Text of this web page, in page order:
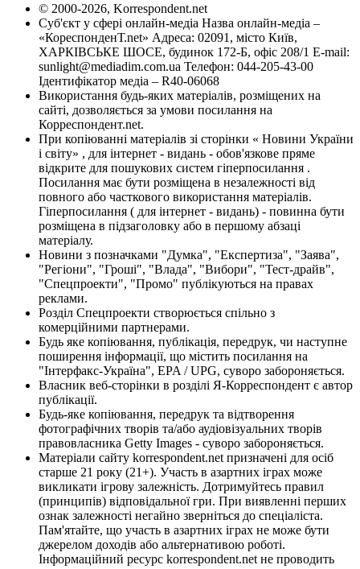
© 2000-2026, Korrespondent.net
Суб'єкт у сфері онлайн-медіа Назва онлайн-медіа –
«КореспонденТ.net» Адреса: 02091, місто Київ,
ХАРКІВСЬКЕ ШОСЕ, будинок 172-Б, офіс 208/1 E-mail:
sunlight@mediadim.com.ua Телефон: 044-205-43-00
Ідентифікатор медіа – R40-06068
Використання будь-яких матеріалів, розміщених на
сайті, дозволяється за умови посилання на
Корреспондент.net.
При копіюванні матеріалів зі сторінки « Новини України
і світу» , для інтернет - видань - обов'язкове пряме
відкрите для пошукових систем гіперпосилання .
Посилання має бути розміщена в незалежності від
повного або часткового використання матеріалів.
Гіперпосилання ( для інтернет - видань) - повинна бути
розміщена в підзаголовку або в першому абзаці
матеріалу.
Новини з позначками "Думка", "Експертиза", "Заява",
"Регіони", "Гроші", "Влада", "Вибори", "Тест-драйв",
"Спецпроекти", "Промо" публікуються на правах
реклами.
Розділ Спецпроекти створюється спільно з
комерційними партнерами.
Будь яке копіювання, публікація, передрук, чи наступне
поширення інформації, що містить посилання на
"Інтерфакс-Україна", EPA / UPG, суворо забороняється.
Власник веб-сторінки в розділі Я-Корреспондент є автор
публікації.
Будь-яке копіювання, передрук та відтворення
фотографічних творів та/або аудіовізуальних творів
правовласника Getty Images - суворо забороняється.
Матеріали сайту korrespondent.net призначені для осіб
старше 21 року (21+). Участь в азартних іграх може
викликати ігрову залежність. Дотримуйтесь правил
(принципів) відповідальної гри. При виявленні перших
ознак залежності негайно зверніться до спеціаліста.
Пам'ятайте, що участь в азартних іграх не може бути
джерелом доходів або альтернативою роботі.
Інформаційний ресурс korrespondent.net не проводить